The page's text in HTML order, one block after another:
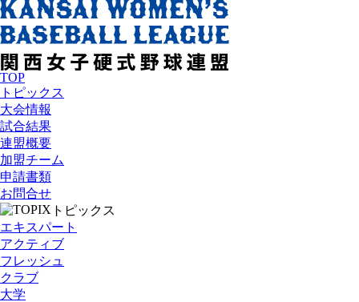
TOP
トピックス
大会情報
試合結果
連盟概要
加盟チーム
申請書類
お問合せ
TOPIX トピックス
エキスパート
アクティブ
フレッシュ
クラブ
大学